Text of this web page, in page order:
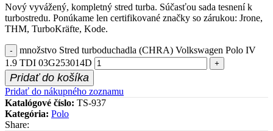
Nový vyvážený, kompletný stred turba. Súčasťou sada tesnení k
turbostredu. Ponúkame len certifikované značky so zárukou: Jrone,
THM, TurboKräfte, Kode.
množstvo Stred turboduchadla (CHRA) Volkswagen Polo IV
1.9 TDI 03G253014D
Pridať do košíka
Pridať do nákupného zoznamu
Katalógové číslo: TS-937
Kategória: Polo
Share: